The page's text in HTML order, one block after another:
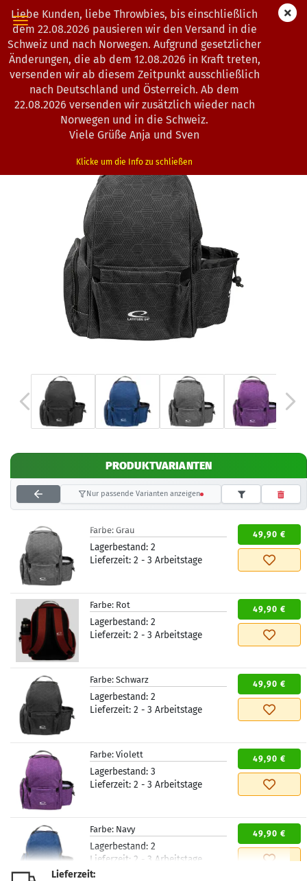
Liebe Kunden, liebe Throwbies, bis einschließlich
dem 22.08.2026 pausieren wir den Versand in die
Schweiz und nach Norwegen. Aufgrund gesetzlicher
Änderungen, die ab dem 12.08.2026 in Kraft treten,
versenden wir ab diesem Zeitpunkt ausschließlich
nach Deutschland und Österreich. Ab dem
22.08.2026 versenden wir zusätzlich wieder nach
Norwegen und in die Schweiz.
Viele Grüße Anja und Sven
Klicke um die Info zu schließen
« Erster « zurück weiter »
Letzter »
Artikel in dieser Kategorie
Latitude 64° | Swift HEX Backpack
0203211 )
PRODUKTVARIANTEN
Nur passende Varianten anzeigen
Farbe: Grau
Lagerbestand: 2
Lieferzeit: 2 - 3 Arbeitstage
49,90 €
Farbe: Rot
Lagerbestand: 2
Lieferzeit: 2 - 3 Arbeitstage
49,90 €
Farbe: Schwarz
Lagerbestand: 2
Lieferzeit: 2 - 3 Arbeitstage
49,90 €
Farbe: Violett
Lagerbestand: 3
Lieferzeit: 2 - 3 Arbeitstage
49,90 €
Farbe: Navy
Lagerbestand: 2
Lieferzeit: 2 - 3 Arbeitstage
49,90 €
Lieferzeit: